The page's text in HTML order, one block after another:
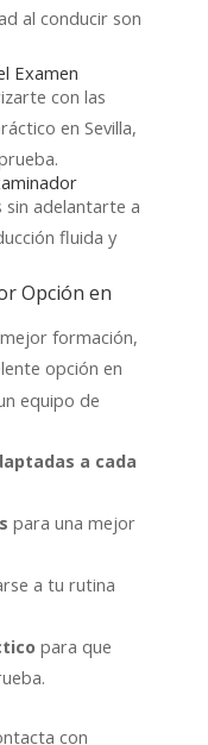
al conducir son
Examen
con las
en Sevilla,
sin adelantarte a
fluida y
Opción en
formación,
opción en
equipo de
a cada
para una mejor
a tu rutina
para que
con